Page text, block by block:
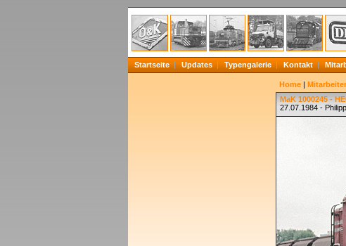
Startseite Updates Typengalerie Kontakt
Home | Mitarbeiter
MaK 1000245 -
27.07.1984 -